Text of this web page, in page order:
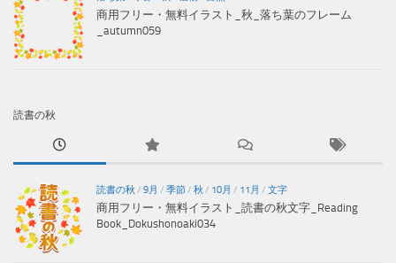
商用フリー・無料イラスト_秋_落ち葉のフレーム
_autumn059
読書の秋
読書の秋 / 9月 / 季節/ 秋 / 10月 / 11月 / 文字
商用フリー・無料イラスト_読書の秋文字_Reading
Book_Dokushonoaki034